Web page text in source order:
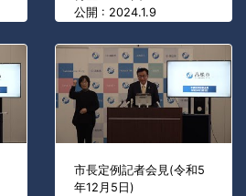
公開 : 2024.1.9
市長定例記者会見(令和5
年12月5日)